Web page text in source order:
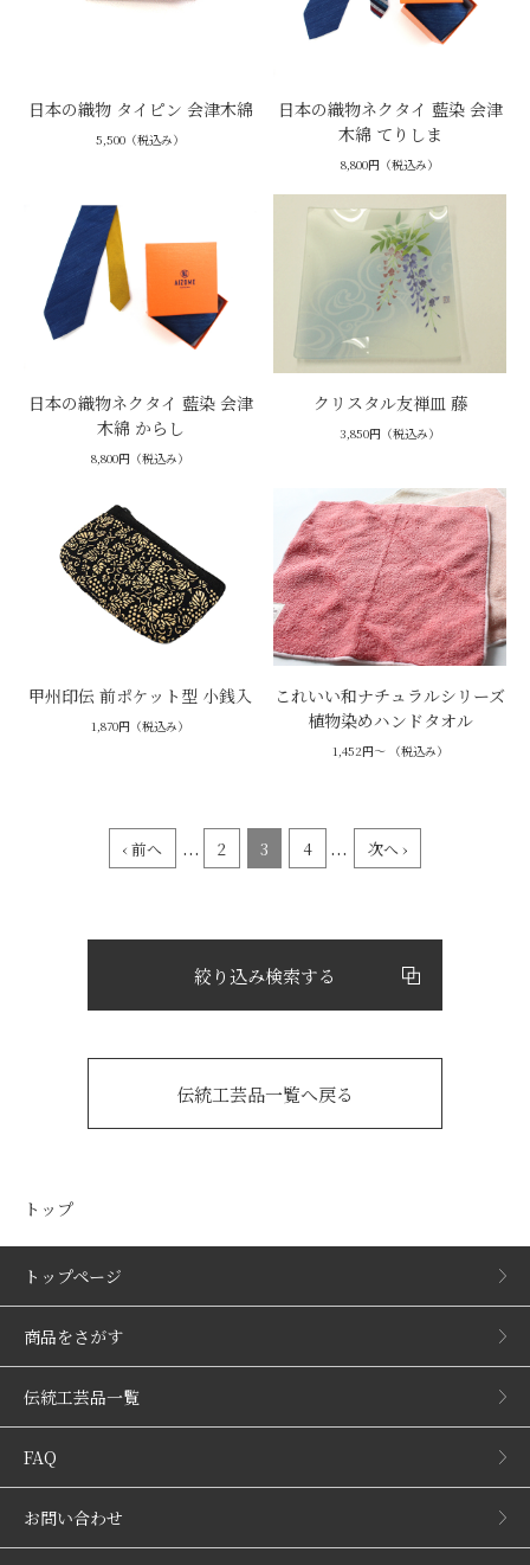
日本の織物 タイピン 会津木綿
5,500（税込み）
日本の織物ネクタイ 藍染 会津
木綿 てりしま
8,800円（税込み）
日本の織物ネクタイ 藍染 会津
木綿 からし
8,800円（税込み）
クリスタル友禅皿 藤
3,850円（税込み）
甲州印伝 前ポケット型 小銭入
1,870円（税込み）
これいい和ナチュラルシリーズ
植物染めハンドタオル
1,452円～ （税込み）
‹ 前へ ... 2 3 4 ... 次へ ›
絞り込み検索する
伝統工芸品一覧へ戻る
トップ
トップページ
商品をさがす
伝統工芸品一覧
FAQ
お問い合わせ